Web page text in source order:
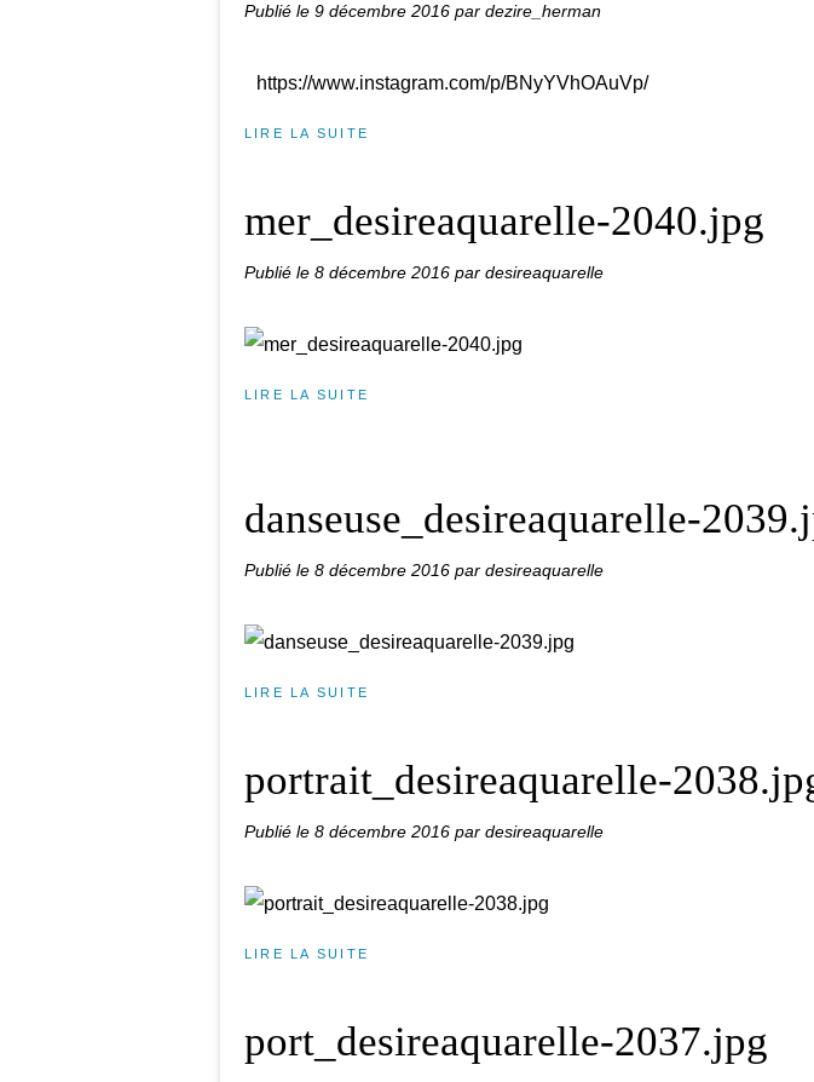
Publié le 9 décembre 2016 par dezire_herman
https://www.instagram.com/p/BNyYVhOAuVp/
LIRE LA SUITE
mer_desireaquarelle-2040.jpg
Publié le 8 décembre 2016 par desireaquarelle
LIRE LA SUITE
danseuse_desireaquarelle-
Publié le 8 décembre 2016 par desireaquarelle
LIRE LA SUITE
portrait_desireaquarelle-
Publié le 8 décembre 2016 par desireaquarelle
LIRE LA SUITE
port_desireaquarelle-2037.jpg